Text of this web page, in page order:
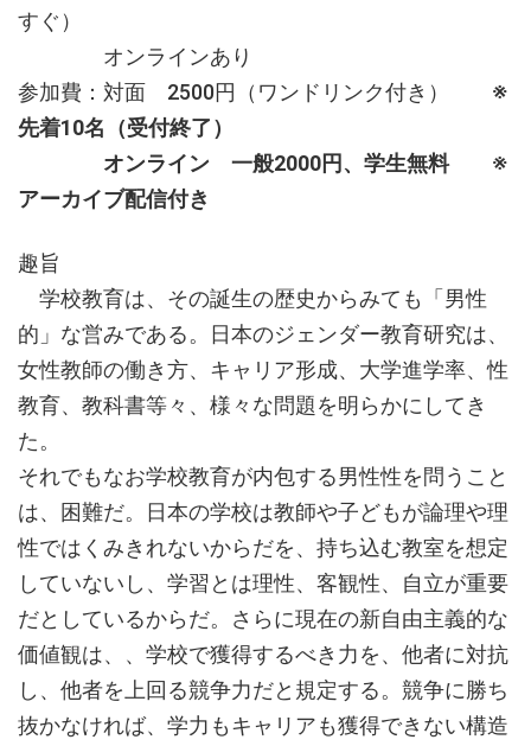
すぐ）
オンラインあり
参加費：対面 2500円（ワンドリンク付き） ※
先着10名（受付終了）
オンライン 一般2000円、学生無料 ※
アーカイブ配信付き
趣旨
学校教育は、その誕生の歴史からみても「男性
的」な営みである。日本のジェンダー教育研究は、
女性教師の働き方、キャリア形成、大学進学率、性
教育、教科書等々、様々な問題を明らかにしてき
た。
それでもなお学校教育が内包する男性性を問うこと
は、困難だ。日本の学校は教師や子どもが論理や理
性ではくみきれないからだを、持ち込む教室を想定
していないし、学習とは理性、客観性、自立が重要
だとしているからだ。さらに現在の新自由主義的な
価値観は、、学校で獲得するべき力を、他者に対抗
し、他者を上回る競争力だと規定する。競争に勝ち
抜かなければ、学力もキャリアも獲得できない構造